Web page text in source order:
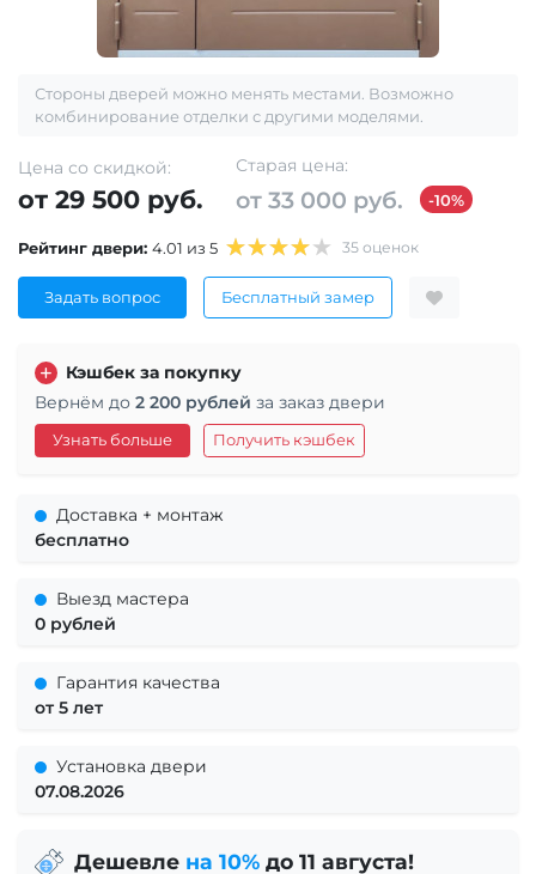
Стороны дверей можно менять местами. Возможно
комбинирование отделки с другими моделями.
Цена со скидкой:
от 29 500 руб.
Старая цена:
от 33 000 руб. -10%
Рейтинг двери: 4.01 из 5 35 оценок
Задать вопрос Бесплатный замер
Кэшбек за покупку
Вернём до 2 200 рублей за заказ двери
Узнать больше Получить кэшбек
Доставка + монтаж
бесплатно
Выезд мастера
0 рублей
Гарантия качества
от 5 лет
Установка двери
07.08.2026
Дешевле на 10%до 11 августа!